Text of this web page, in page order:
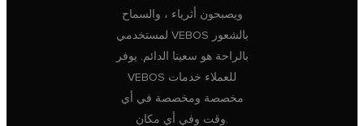
ويصبحون أثرياء ، والسماح
لمستخدمي VEBOS بالشعور
بالراحة هو سعينا الدائم. يوفر
VEBOS للعملاء خدمات
مخصصة ومخصصة في أي
وقت وفي أي مكان.